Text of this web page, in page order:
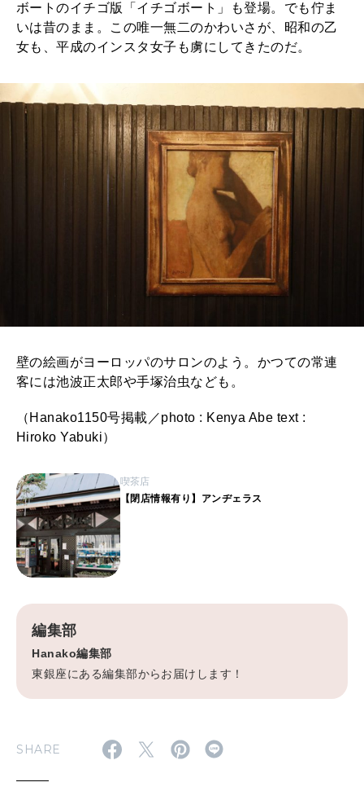
ボートのイチゴ版「イチゴボート」も登場。でも佇ま
いは昔のまま。この唯一無二のかわいさが、昭和の乙
女も、平成のインスタ女子も虜にしてきたのだ。
壁の絵画がヨーロッパのサロンのよう。かつての常連
客には池波正太郎や手塚治虫なども。
（Hanako1150号掲載／photo : Kenya Abe text :
Hiroko Yabuki）
喫茶店
【閉店情報有り】アンヂェラス
編集部
Hanako編集部
東銀座にある編集部からお届けします！
SHARE